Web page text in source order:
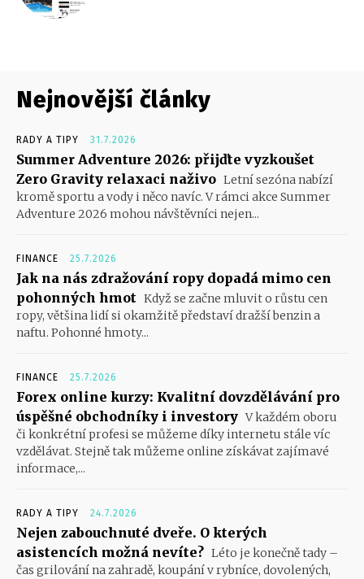
Nejnovější články
RADY A TIPY 31.7.2026
Summer Adventure 2026: přijďte vyzkoušet
Zero Gravity relaxaci naživo Letní sezóna nabízí
kromě sportu a vody i něco navíc. V rámci akce Summer
Adventure 2026 mohou návštěvníci nejen...
FINANCE 25.7.2026
Jak na nás zdražování ropy dopadá mimo cen
pohonných hmot Když se začne mluvit o růstu cen
ropy, většina lidí si okamžitě představí dražší benzin a
naftu. Pohonné hmoty...
FINANCE 25.7.2026
Forex online kurzy: Kvalitní dovzdělávání pro
úspěšné obchodníky i investory V každém oboru
či konkrétní profesi se můžeme díky internetu stále víc
vzdělávat. Stejně tak můžeme online získávat zajímavé
informace,...
RADY A TIPY 24.7.2026
Nejen zabouchnuté dveře. O kterých
asistencích možná nevíte? Léto je konečně tady –
čas grilování na zahradě, koupání v rybníce, dovolených,